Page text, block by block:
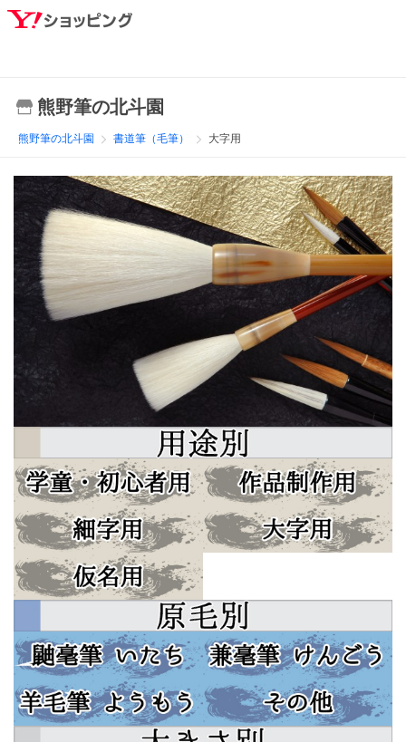
熊野筆の北斗園
熊野筆の北斗園 書道筆（毛筆） 大字用